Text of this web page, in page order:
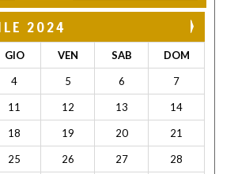
2024
GIO VEN SAB DOM
4 5 6 7
11 12 13 14
18 19 20 21
25 26 27 28